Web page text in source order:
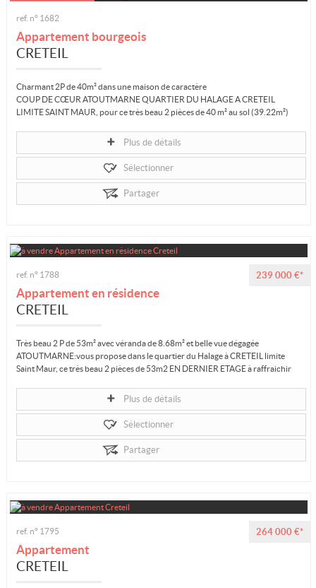
ref. n° 1682
Appartement bourgeois
CRETEIL
Charmant 2P de 40m² dans une maison de caractère
COUP DE CŒUR ATOUTMARNE QUARTIER DU HALAGE A CRETEIL
LIMITE SAINT MAUR, pour ce très beau 2 pièces de 40 m² au sol (39.22m²)
Plus de détails
Sélectionner
Partager
239 000 €*
ref. n° 1788
Appartement en résidence
CRETEIL
Très beau 2 P de 53m² avec véranda de 8.68m² et belle vue dégagée
ATOUTMARNE:vous propose dans le quartier du Halage à CRETEIL limite
Saint Maur, ce très beau 2 pièces de 53m2 EN DERNIER ETAGE à raffraichir
Plus de détails
Sélectionner
Partager
264 000 €*
ref. n° 1795
Appartement
CRETEIL